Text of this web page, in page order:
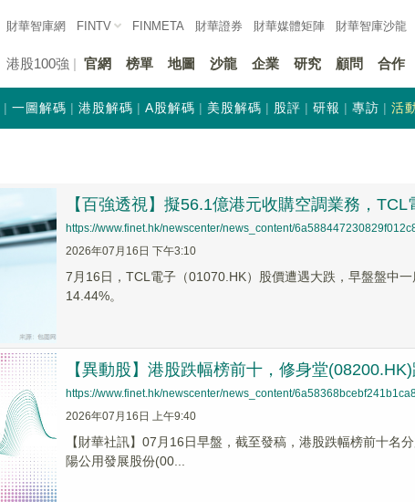
財華智庫網 FINTV FINMETA 財華證券 財華媒體矩陣 財華智庫沙龍
港股100強 官網 榜單 地圖 沙龍 企業 研究 顧問 合作
一圖解碼 港股解碼 A股解碼 美股解碼 股評 研報 專訪 活
【百強透視】擬56.1億港元收購空調業務，
https://www.finet.hk/newscenter/news_content/
2026年07月16日 下午3:10
7月16日，TCL電子（01070.HK）股價遭遇大跌，早盤盤中
14.44%。
【異動股】港股跌幅榜前十，修身堂
https://www.finet.hk/newscenter/news_content/
2026年07月16日 上午9:40
【財華社訊】07月16日早盤，截至發稿，港股跌幅榜前十
陽公用發展股份(00...